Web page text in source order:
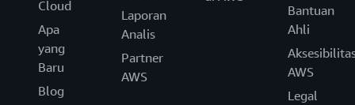
Cloud
Apa
yang
Baru
Blog
Laporan
Analis
Partner
AWS
Bantuan
Ahli
AWS
Legal